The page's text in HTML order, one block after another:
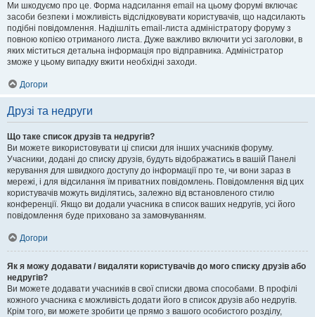
Ми шкодуємо про це. Форма надсилання email на цьому форумі включає
засоби безпеки і можливість відслідковувати користувачів, що надсилають
подібні повідомлення. Надішліть email-листа адміністратору форуму з
повною копією отриманого листа. Дуже важливо включити усі заголовки, в
яких міститься детальна інформація про відправника. Адміністратор
зможе у цьому випадку вжити необхідні заходи.
Догори
Друзі та недруги
Що таке список друзів та недругів?
Ви можете використовувати ці списки для інших учасників форуму.
Учасники, додані до списку друзів, будуть відображатись в вашій Панелі
керування для швидкого доступу до інформації про те, чи вони зараз в
мережі, і для відсилання їм приватних повідомлень. Повідомлення від цих
користувачів можуть виділятись, залежно від встановленого стилю
конференції. Якщо ви додали учасника в список ваших недругів, усі його
повідомлення буде приховано за замовчуванням.
Догори
Як я можу додавати / видаляти користувачів до мого списку друзів або
недругів?
Ви можете додавати учасників в свої списки двома способами. В профілі
кожного учасника є можливість додати його в список друзів або недругів.
Крім того, ви можете зробити це прямо з вашого особистого розділу,